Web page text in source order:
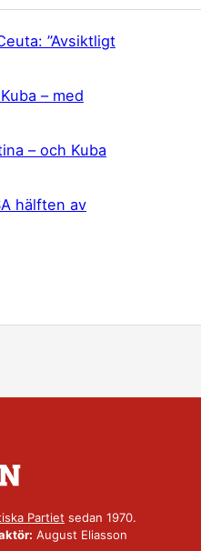
”Avsiktligt
– med
– och Kuba
hälften av
Partiet sedan 1970.
August Eliasson